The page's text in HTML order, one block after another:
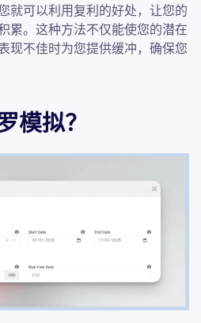
就可以利用复利的好处，让您的
累。这种方法不仅能使您的潜在
现不佳时为您提供缓冲，确保您
模拟？